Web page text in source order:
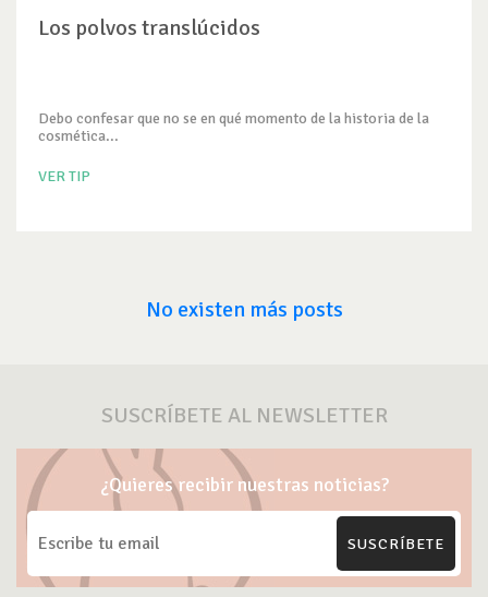
Los polvos translúcidos
Debo confesar que no se en qué momento de la historia de la
cosmética...
VER TIP
No existen más posts
SUSCRÍBETE AL NEWSLETTER
¿Quieres recibir nuestras noticias?
SUSCRÍBETE